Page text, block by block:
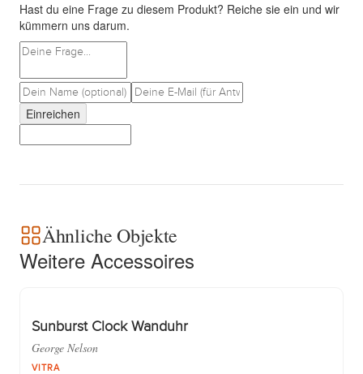
Hast du eine Frage zu diesem Produkt? Reiche sie ein und wir
kümmern uns darum.
Einreichen
Ähnliche Objekte
Weitere Accessoires
Sunburst Clock Wanduhr
George Nelson
VITRA